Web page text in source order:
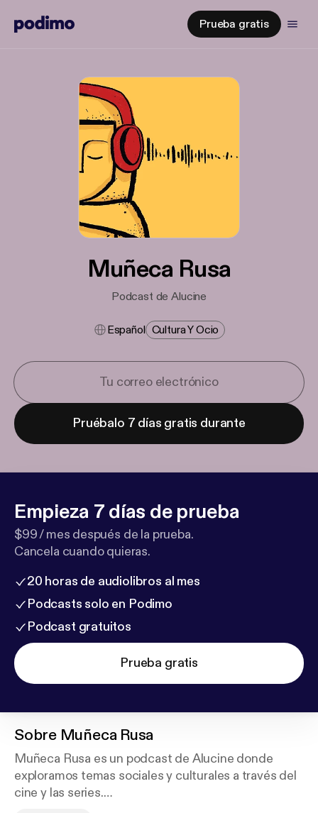
Prueba gratis
Muñeca Rusa
Podcast de Alucine
Español Cultura Y Ocio
Pruébalo 7 días gratis durante
Empieza 7 días de prueba
$99 / mes después de la prueba.
Cancela cuando quieras.
20 horas de audiolibros al mes
Podcasts solo en Podimo
Podcast gratuitos
Prueba gratis
Sobre Muñeca Rusa
Muñeca Rusa es un podcast de Alucine donde
exploramos temas sociales y culturales a través del
cine y las series.